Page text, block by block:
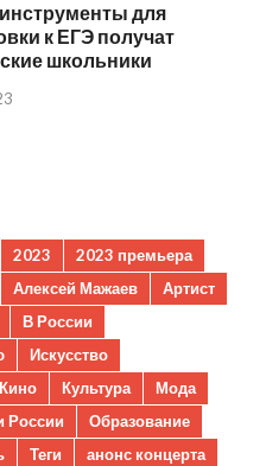
для
к ЕГЭ получат
школьники
2023
2023 премьера
Алексей Мажаев
Артист
В России
Искусство
Кино Культура
Мода
России
Образование
Теги
анонс концерта